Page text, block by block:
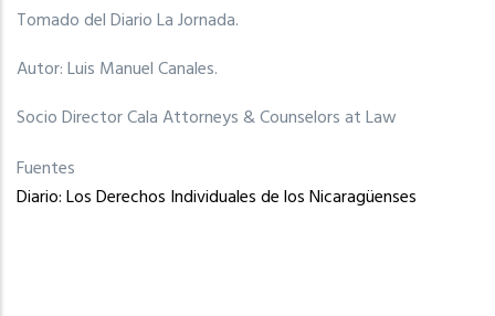
Tomado del Diario La Jornada.
Autor: Luis Manuel Canales.
Socio Director Cala Attorneys & Counselors at Law
Fuentes
Diario: Los Derechos Individuales de los Nicaragüenses